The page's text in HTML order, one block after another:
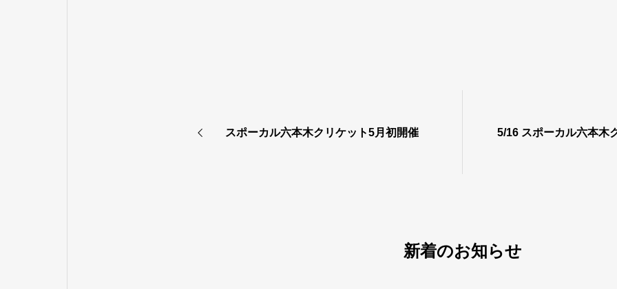
スポーカル六本木クリケット5月初開催 5/16 スポーカル六本木
新着のお知らせ